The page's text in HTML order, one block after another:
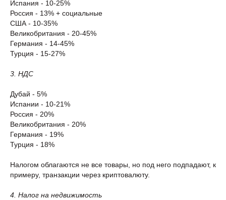
Испания - 10-25%
Россия - 13% + социальные
США - 10-35%
Великобритания - 20-45%
Германия - 14-45%
Турция - 15-27%
3. НДС
Дубай - 5%
Испании - 10-21%
Россия - 20%
Великобритания - 20%
Германия - 19%
Турция - 18%
Налогом облагаются не все товары, но под него подпадают, к
примеру, транзакции через криптовалюту.
4. Налог на недвижимость